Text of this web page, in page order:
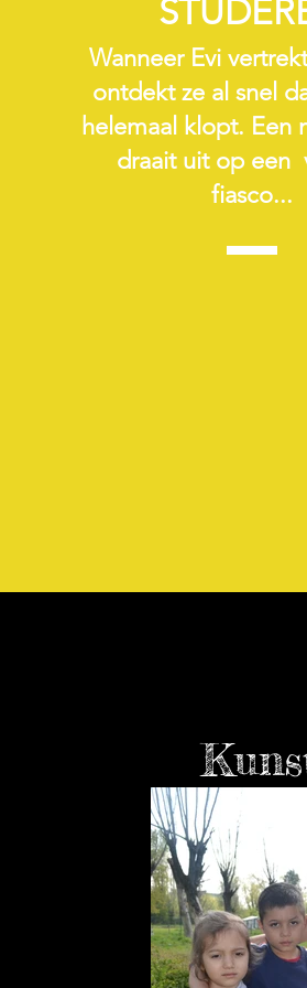
Wanneer Evi
ontdekt ze al snel
helemaal klopt. Een
draait uit op een
fiasco...